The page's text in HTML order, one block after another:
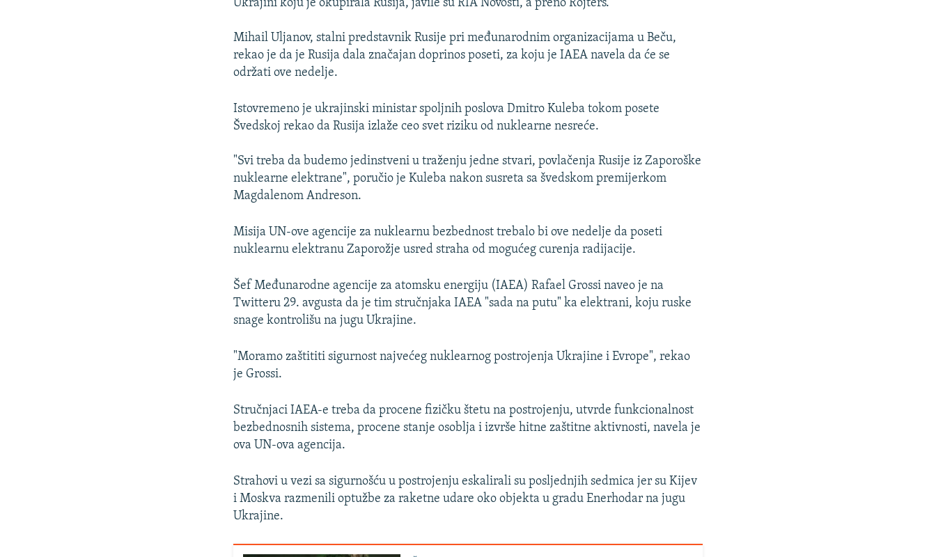
Ukrajini koju je okupirala Rusija, javile su RIA Novosti, a preno Rojters.
Mihail Uljanov, stalni predstavnik Rusije pri međunarodnim organizacijama u Beču,
rekao je da je Rusija dala značajan doprinos poseti, za koju je IAEA navela da će se
održati ove nedelje.
Istovremeno je ukrajinski ministar spoljnih poslova Dmitro Kuleba tokom posete
Švedskoj rekao da Rusija izlaže ceo svet riziku od nuklearne nesreće.
"Svi treba da budemo jedinstveni u traženju jedne stvari, povlačenja Rusije iz Zaporoške
nuklearne elektrane", poručio je Kuleba nakon susreta sa švedskom premijerkom
Magdalenom Andreson.
Misija UN-ove agencije za nuklearnu bezbednost trebalo bi ove nedelje da poseti
nuklearnu elektranu Zaporožje usred straha od mogućeg curenja radijacije.
Šef Međunarodne agencije za atomsku energiju (IAEA) Rafael Grossi naveo je na
Twitteru 29. avgusta da je tim stručnjaka IAEA "sada na putu" ka elektrani, koju ruske
snage kontrolišu na jugu Ukrajine.
"Moramo zaštititi sigurnost najvećeg nuklearnog postrojenja Ukrajine i Evrope", rekao
je Grossi.
Stručnjaci IAEA-e treba da procene fizičku štetu na postrojenju, utvrde funkcionalnost
bezbednosnih sistema, procene stanje osoblja i izvrše hitne zaštitne aktivnosti, navela je
ova UN-ova agencija.
Strahovi u vezi sa sigurnošću u postrojenju eskalirali su posljednjih sedmica jer su Kijev
i Moskva razmenili optužbe za raketne udare oko objekta u gradu Enerhodar na jugu
Ukrajine.